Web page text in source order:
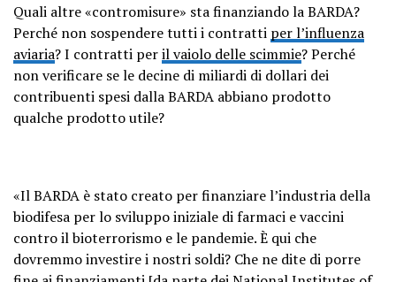
Quali altre «contromisure» sta finanziando la BARDA?
Perché non sospendere tutti i contratti per l’influenza
aviaria? I contratti peril vaiolo delle scimmie? Perché
non verificare se le decine di miliardi di dollari dei
contribuenti spesi dalla BARDA abbiano prodotto
qualche prodotto utile?
«Il BARDA è stato creato per finanziare l’industria della
biodifesa per lo sviluppo iniziale di farmaci e vaccini
contro il bioterrorismo e le pandemie. È qui che
dovremmo investire i nostri soldi? Che ne dite di porre